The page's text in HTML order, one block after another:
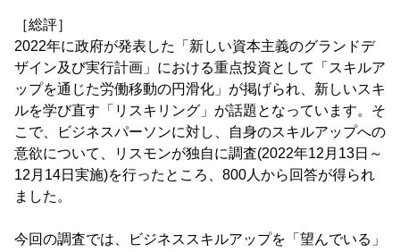
［総評］
2022年に政府が発表した「新しい資本主義のグランドデ
ザイン及び実行計画」における重点投資として「スキルア
ップを通じた労働移動の円滑化」が掲げられ、新しいスキ
ルを学び直す「リスキリング」が話題となっています。そ
こで、ビジネスパーソンに対し、自身のスキルアップへの
意欲について、リスモンが独自に調査(2022年12月13日～
12月14日実施)を行ったところ、800人から回答が得られ
ました。
今回の調査では、ビジネススキルアップを「望んでいる」